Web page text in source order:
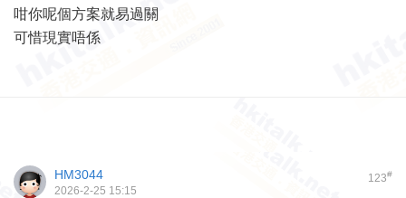
咁你呢個方案就易過關
可惜現實唔係
123#
HM3044
2026-2-25 15:15